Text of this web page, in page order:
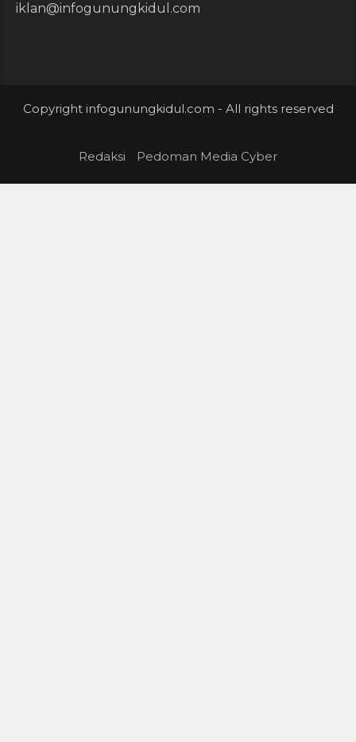
iklan@infogunungkidul.com
Copyright infogunungkidul.com - All rights reserved
Redaksi Pedoman Media Cyber